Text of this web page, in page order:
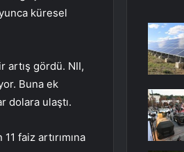
küresel
artış gördü. NII,
Buna ek
dolara ulaştı.
faiz artırımına